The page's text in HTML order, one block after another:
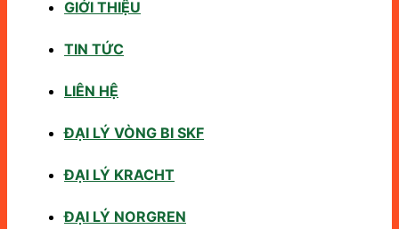
GIỚI THIỆU
TIN TỨC
LIÊN HỆ
ĐẠI LÝ VÒNG BI SKF
ĐẠI LÝ KRACHT
ĐẠI LÝ NORGREN